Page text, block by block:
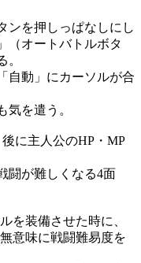
ンを押しっぱなしにし
（オートバトルボタ
。
自動」にカーソルが合
気を遣う。
に主人公のHP・MP
闘が難しくなる4面
を装備させた時に、
意味に戦闘難易度を